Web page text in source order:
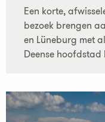
Een korte,
bezoek brengen
en Lüneburg met
Deense hoofdstad